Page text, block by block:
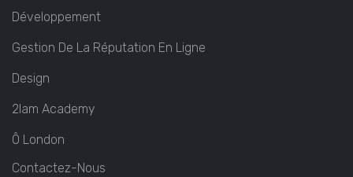
Développement
Gestion De La Réputation En Ligne
Design
2lam Academy
Ô London
Contactez-Nous